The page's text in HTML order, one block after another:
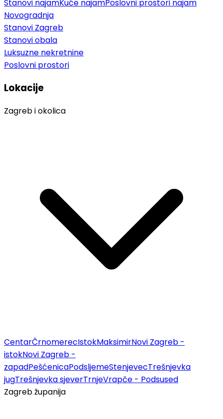
Stanovi najamKuće najamPoslovni prostori najam
Novogradnja
Stanovi Zagreb
Stanovi obala
Luksuzne nekretnine
Poslovni prostori
Lokacije
Zagreb i okolica
CentarČrnomerecIstokMaksimirNovi Zagreb -
istokNovi Zagreb -
zapadPešćenicaPodsljemeStenjevecTrešnjevka
jugTrešnjevka sjeverTrnjeVrapče - Podsused
Zagreb županija